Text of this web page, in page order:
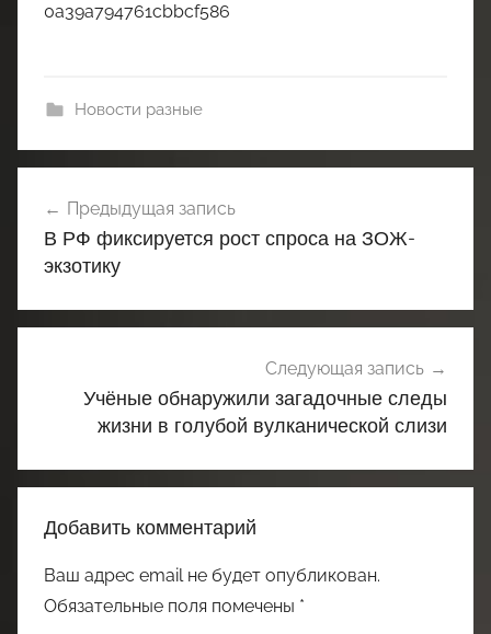
0a39a794761cbbcf586
Новости разные
по
записям
Предыдущая запись
В РФ фиксируется рост спроса на ЗОЖ-
экзотику
Следующая запись
Учёные обнаружили загадочные следы
жизни в голубой вулканической слизи
Добавить комментарий
Ваш адрес email не будет опубликован.
Обязательные поля помечены *